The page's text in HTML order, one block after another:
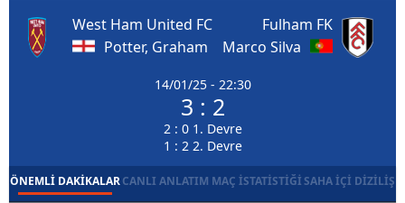
West Ham United FC
Potter, Graham
14/01/25 - 22:30
3 : 2
2 : 0 1. Devre
1 : 2 2. Devre
Fulham FK
Marco Silva
ÖNEMLI DAKIKALARCANLI ANLATIM MAÇ İSTATISTIĞISAHA İÇI DIZILIŞ